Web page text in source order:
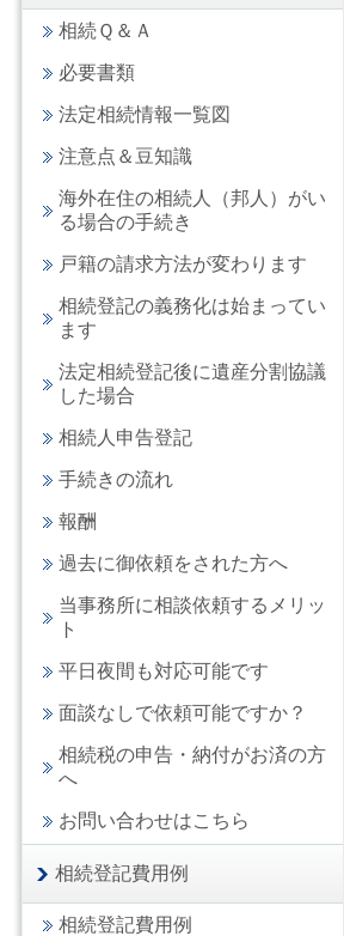
相続Ｑ＆Ａ
必要書類
法定相続情報一覧図
注意点＆豆知識
海外在住の相続人（邦人）がい
る場合の手続き
戸籍の請求方法が変わります
相続登記の義務化は始まってい
ます
法定相続登記後に遺産分割協議
した場合
相続人申告登記
手続きの流れ
報酬
過去に御依頼をされた方へ
当事務所に相談依頼するメリッ
ト
平日夜間も対応可能です
面談なしで依頼可能ですか？
相続税の申告・納付がお済の方
へ
お問い合わせはこちら
相続登記費用例
相続登記費用例